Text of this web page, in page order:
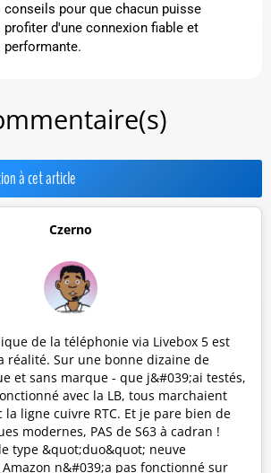
conseils pour que chacun puisse
profiter d'une connexion fiable et
performante.
à cet article
Czerno
de la téléphonie via Livebox 5 est
réalité. Sur une bonne dizaine de
et sans marque - que j&#039;ai testés,
avec la LB, tous marchaient
ligne cuivre RTC. Et je pare bien de
modernes, PAS de S63 à cadran !
type &quot;duo&quot; neuve
n&#039;a pas fonctionné sur